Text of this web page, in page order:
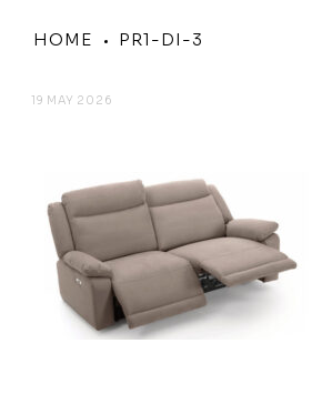
HOME PR1-DI-3
19 MAY 2026